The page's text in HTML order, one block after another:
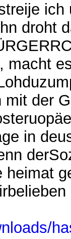
droht
macht
mit der
in
heimat